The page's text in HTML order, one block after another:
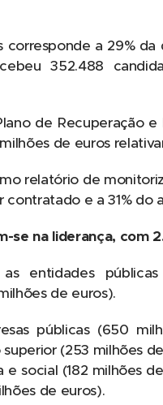
a 29%
352.488
de Recuperação
de euros
relatório de
e a 31% do
se na liderança, com
as entidades
de euros).
públicas (650
(253 milhões
e social (182 milhões
de euros).